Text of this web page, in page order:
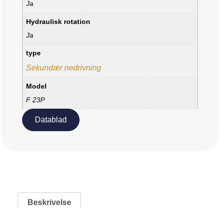
Ja
Hydraulisk rotation
Ja
type
Sekundær nedrivning
Model
F 23P
Datablad
Beskrivelse